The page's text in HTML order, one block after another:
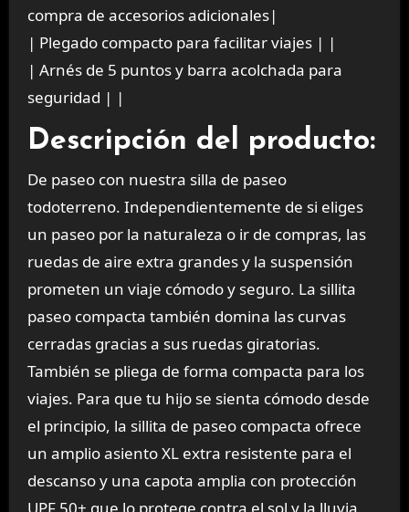
compra de accesorios adicionales|
| Plegado compacto para facilitar viajes | |
| Arnés de 5 puntos y barra acolchada para
seguridad | |
Descripción del producto:
De paseo con nuestra silla de paseo
todoterreno. Independientemente de si eliges
un paseo por la naturaleza o ir de compras, las
ruedas de aire extra grandes y la suspensión
prometen un viaje cómodo y seguro. La sillita
paseo compacta también domina las curvas
cerradas gracias a sus ruedas giratorias.
También se pliega de forma compacta para los
viajes. Para que tu hijo se sienta cómodo desde
el principio, la sillita de paseo compacta ofrece
un amplio asiento XL extra resistente para el
descanso y una capota amplia con protección